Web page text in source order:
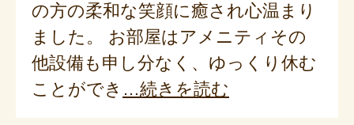
の方の柔和な笑顔に癒され心温まり
ました。 お部屋はアメニティその
他設備も申し分なく、ゆっくり休む
ことができ
続きを読む